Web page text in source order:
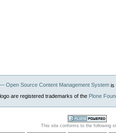
Open Source Content Management Systemis
are registered trademarks of the Plone
Powered by
This site conforms to the following